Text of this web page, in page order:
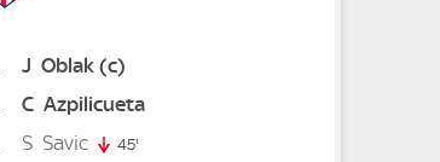
J Oblak(c)
C Azpilicueta
S Savic 45'